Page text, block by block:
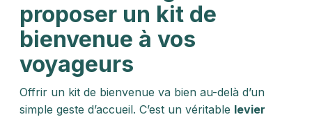
proposer un kit de
bienvenue à vos
voyageurs
Offrir un kit de bienvenue va bien au-delà d’un
simple geste d’accueil. C’est un véritable levier